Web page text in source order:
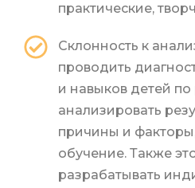
практические,
Склонность к
проводить
и навыков детей
анализировать
причины и
обучение. Также
разрабатывать